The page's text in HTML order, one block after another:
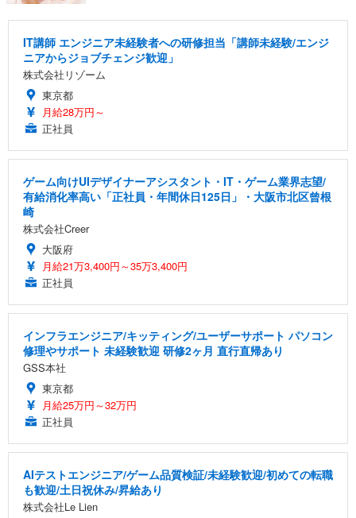
IT講師 エンジニア未経験者への研修担当「講師未経験/エンジ
ニアからジョブチェンジ歓迎」
株式会社リゾーム
東京都
月給28万円～
正社員
ゲーム向けUIデザイナーアシスタント・IT・ゲーム業界志望/
有給消化率高い「正社員・年間休日125日」・大阪市北区曾根
崎
株式会社Creer
大阪府
月給21万3,400円～35万3,400円
正社員
インフラエンジニア/キッティング/ユーザーサポート パソコン
修理やサポート 未経験歓迎 研修2ヶ月 直行直帰あり
GSS本社
東京都
月給25万円～32万円
正社員
AIテストエンジニア/ゲーム品質検証/未経験歓迎/初めての転職
も歓迎/土日祝休み/昇給あり
株式会社Le Lien